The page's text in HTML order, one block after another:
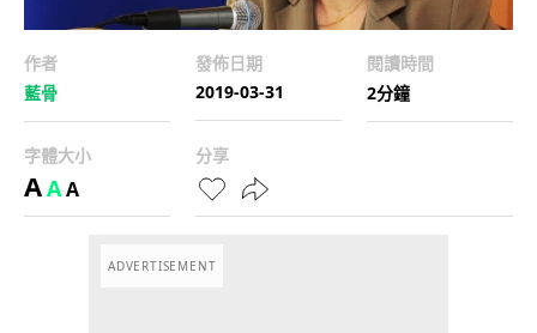
作者
藍骨
發佈日期
2019-03-31
閱讀時間
2分鐘
字體大小
AAA
分享
ADVERTISEMENT